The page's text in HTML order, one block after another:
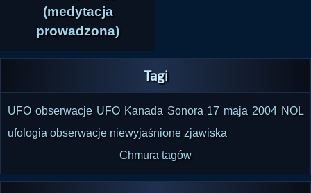
(medytacja
prowadzona)
Tagi
UFO obserwacje UFO Kanada Sonora 17 maja 2004 NOL
ufologia obserwacje niewyjaśnione zjawiska
Chmura tagów